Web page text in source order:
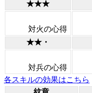
★★★
対火の心得
★★・
対兵の心得
各スキルの効果はこちら